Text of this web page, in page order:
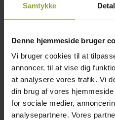
Samtykke
Denne hjemmeside bruger
Vi bruger cookies til at
annoncer, til at vise dig
at analysere vores trafik. Vi
din brug af vores
for sociale medier,
analysepartnere. Vores
Vask løs
BxD 55,5×41,5 cm
Pris ex moms kr. 100,-